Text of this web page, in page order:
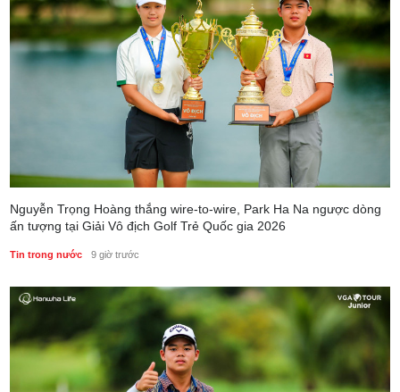
Nguyễn Trọng Hoàng thắng wire-to-wire, Park Ha Na ngược dòng
ấn tượng tại Giải Vô địch Golf Trẻ Quốc gia 2026
Tin trong nước 9 giờ trước